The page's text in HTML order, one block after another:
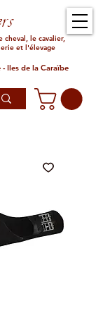
cheval, le cavalier,
et l'élevage
Iles de la Caraïbe